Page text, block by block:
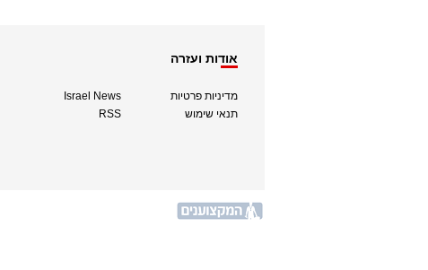
אודות ועזרה
מדיניות פרטיות
תנאי שימוש
Israel News
RSS